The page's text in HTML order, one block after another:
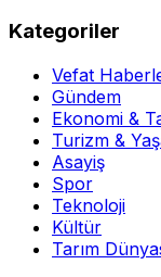
Kategoriler
Vefat
Gündem
Ekonomi &
Turizm &
Asayiş
Spor
Teknoloji
Kültür
Tarım